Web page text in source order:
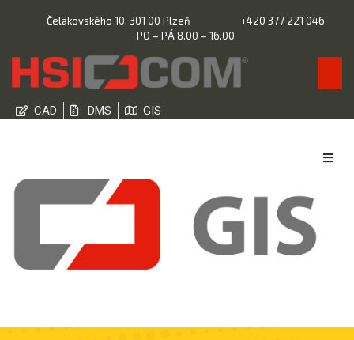
Čelakovského 10, 301 00 Plzeň
+420 377 221 046
PO – PÁ 8.00 – 16.00
CAD DMS GIS